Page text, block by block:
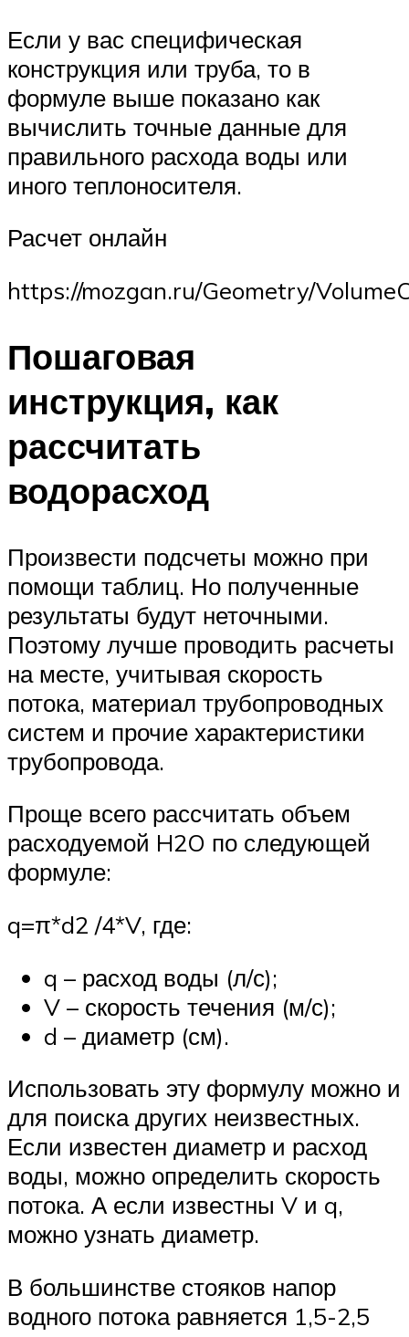
Если у вас специфическая
конструкция или труба, то в
формуле выше показано как
вычислить точные данные для
правильного расхода воды или
иного теплоносителя.
Расчет онлайн
https://mozgan.ru/Geometry/
Пошаговая
инструкция, как
рассчитать
водорасход
Произвести подсчеты можно при
помощи таблиц. Но полученные
результаты будут неточными.
Поэтому лучше проводить расчеты
на месте, учитывая скорость
потока, материал трубопроводных
систем и прочие характеристики
трубопровода.
Проще всего рассчитать объем
расходуемой H2O по следующей
формуле:
q=π*d2 /4*V, где:
q – расход воды (л/с);
V – скорость течения (м/с);
d – диаметр (см).
Использовать эту формулу можно и
для поиска других неизвестных.
Если известен диаметр и расход
воды, можно определить скорость
потока. А если известны V и q,
можно узнать диаметр.
В большинстве стояков напор
водного потока равняется 1,5-2,5